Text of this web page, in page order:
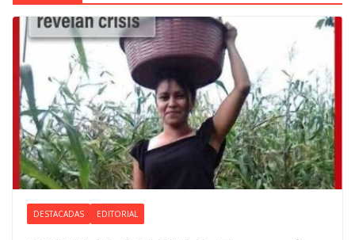
DESTACADAS EDITORIAL